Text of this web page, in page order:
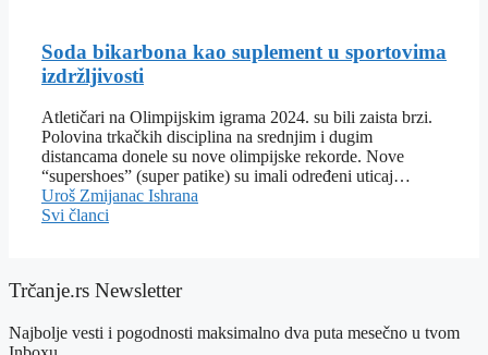
Soda bikarbona kao suplement u sportovima
izdržljivosti
Atletičari na Olimpijskim igrama 2024. su bili zaista brzi.
Polovina trkačkih disciplina na srednjim i dugim
distancama donele su nove olimpijske rekorde. Nove
“supershoes” (super patike) su imali određeni uticaj…
Uroš Zmijanac Ishrana
Svi članci
Trčanje.rs Newsletter
Najbolje vesti i pogodnosti maksimalno dva puta mesečno u tvom